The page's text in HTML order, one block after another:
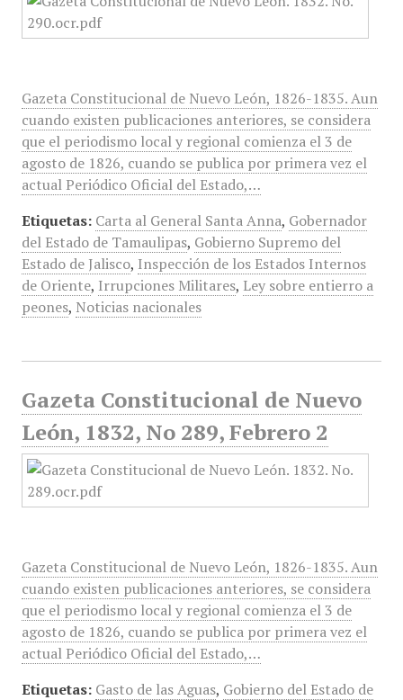
Gazeta Constitucional de Nuevo León, 1826-1835. Aun
cuando existen publicaciones anteriores, se considera
que el periodismo local y regional comienza el 3 de
agosto de 1826, cuando se publica por primera vez el
actual Periódico Oficial del Estado,…
Etiquetas: Carta al General Santa Anna, Gobernador
del Estado de Tamaulipas, Gobierno Supremo del
Estado de Jalisco, Inspección de los Estados Internos
de Oriente, Irrupciones Militares, Ley sobre entierro a
peones, Noticias nacionales
Gazeta Constitucional de Nuevo
León, 1832, No 289, Febrero 2
Gazeta Constitucional de Nuevo León, 1826-1835. Aun
cuando existen publicaciones anteriores, se considera
que el periodismo local y regional comienza el 3 de
agosto de 1826, cuando se publica por primera vez el
actual Periódico Oficial del Estado,…
Etiquetas: Gasto de las Aguas, Gobierno del Estado de